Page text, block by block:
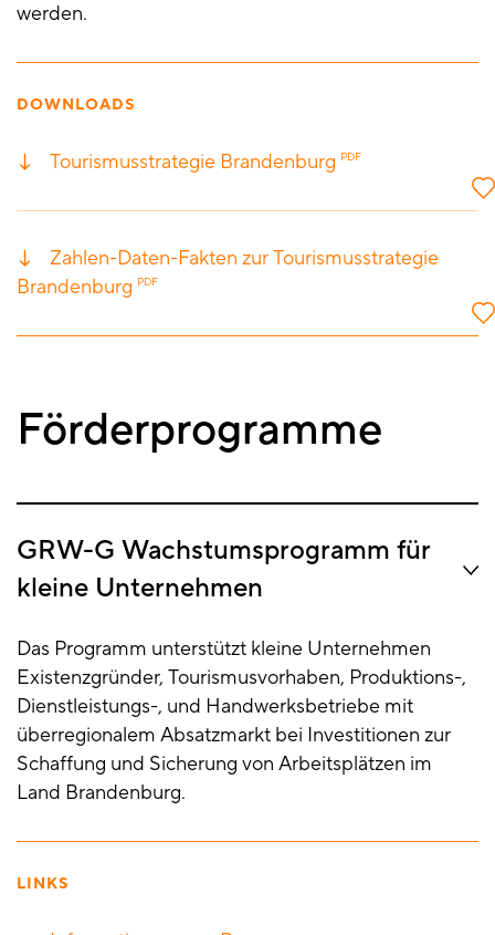
werden.
DOWNLOADS
Tourismusstrategie Brandenburg PDF
Zahlen-Daten-Fakten zur Tourismusstrategie
Brandenburg PDF
Förderprogramme
GRW-G Wachstumsprogramm für
kleine Unternehmen
Das Programm unterstützt kleine Unternehmen
Existenzgründer, Tourismusvorhaben, Produktions-,
Dienstleistungs-, und Handwerksbetriebe mit
überregionalem Absatzmarkt bei Investitionen zur
Schaffung und Sicherung von Arbeitsplätzen im
Land Brandenburg.
LINKS